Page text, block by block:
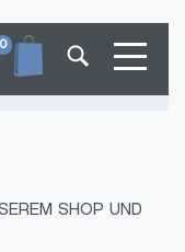
0
SHOP UND